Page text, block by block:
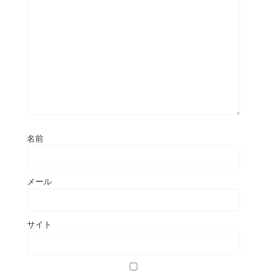
名前
メール
サイト